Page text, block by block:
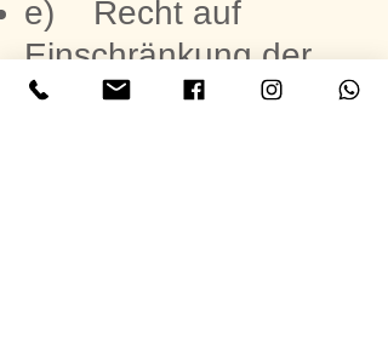
e) Recht auf
Einschränkung der
Verarbeitung